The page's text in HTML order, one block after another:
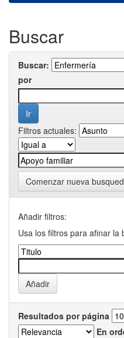
Buscar
Buscar:
por
Filtros actuales:
Comenzar nueva
Añadir filtros:
Usa los filtros para afinar la
Resultados por página
En